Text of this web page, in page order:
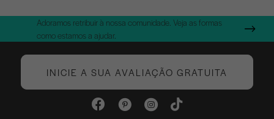
Adoramos retribuir à nossa comunidade. Veja as formas
como estamos a ajudar.
INICIE A SUA AVALIAÇÃO GRATUITA